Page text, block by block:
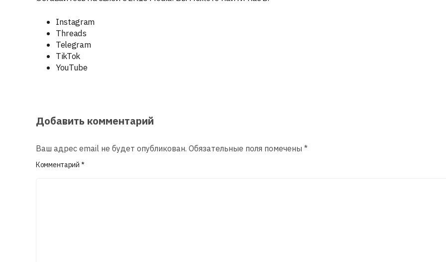
Instagram
Threads
Telegram
TikTok
YouTube
Добавить комментарий
Ваш адрес email не будет опубликован. Обязательные поля помечены *
Комментарий *